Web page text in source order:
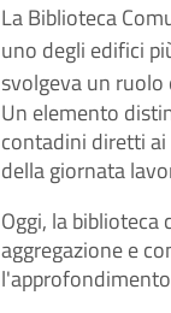
La Biblioteca
uno degli edifici
svolgeva un ruolo
Un elemento
contadini diretti ai
della giornata
Oggi, la
aggregazione e